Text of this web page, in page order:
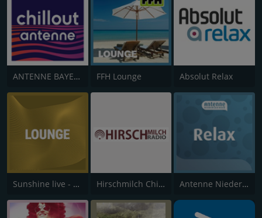
ANTENNE BAYERN Chillout FFH Lounge Absolut Relax
Sunshine live - Lounge Hirschmilch Chillout Antenne Niedersachsen Relax